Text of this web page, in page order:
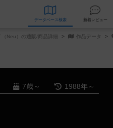
データベース 検索
（Neu）の通販/商品詳細 作品データ
7歳～ 1988年～